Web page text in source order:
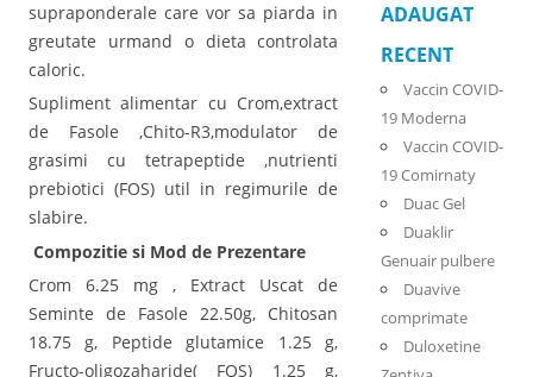
supraponderale care vor sa piarda in
greutate urmand o dieta controlata
caloric.
Supliment alimentar cu Crom,extract
de Fasole ,Chito-R3,modulator de
grasimi cu tetrapeptide ,nutrienti
prebiotici (FOS) util in regimurile de
slabire.
Compozitie si Mod de Prezentare
Crom 6.25 mg , Extract Uscat de
Seminte de Fasole 22.50g, Chitosan
18.75 g, Peptide glutamice 1.25 g,
Fructo-oligozaharide( FOS) 1.25 g,
ADAUGAT
RECENT
Vaccin COVID-
19 Moderna
Vaccin COVID-
19 Comirnaty
Duac Gel
Duaklir
Genuair pulbere
Duavive
comprimate
Duloxetine